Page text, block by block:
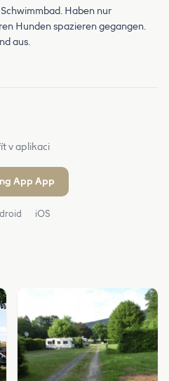
Haben nur
Hunden spazieren gegangen.
aus.
v aplikaci
App App
iOS